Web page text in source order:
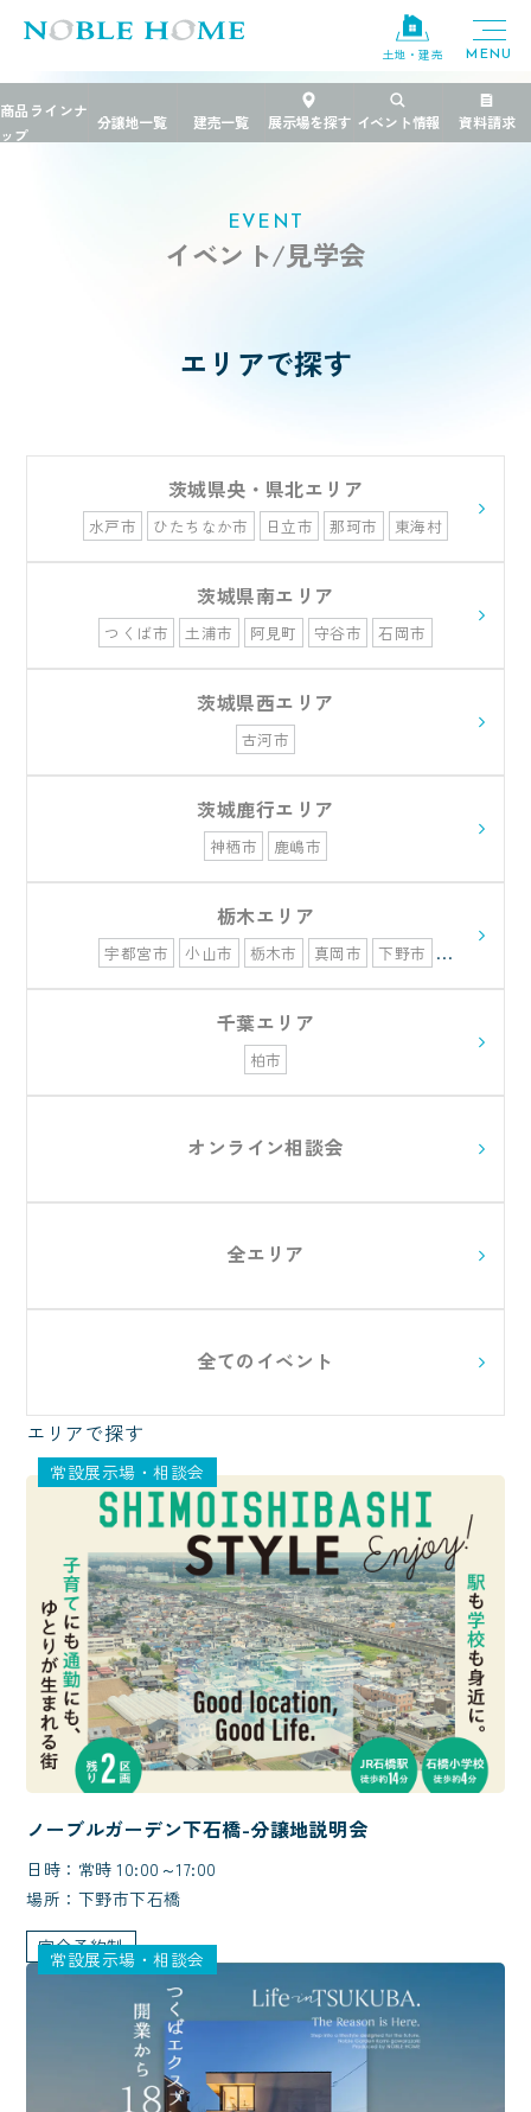
土地・建売
TOP イベント
EVENT
イベント/見学会
エリアで探す
茨城県央・県北エリア
水戸市 ひたちなか市 日立市 那珂市
東海村
常陸太田市
常陸大宮市 北茨城市 高萩市
茨城県南エリア
つくば市 土浦市 阿見町 守谷市 石岡市
茨城県西エリア
古河市
茨城鹿行エリア
神栖市 鹿嶋市
栃木エリア
宇都宮市 小山市 栃木市 真岡市
下野市
佐野市
さくら市
千葉エリア
柏市
オンライン相談会
全エリア
全てのイベント
エリアで探す
常設展示場・相談会
ノーブルガーデン下石橋-分譲地説明会
日時：常時 10:00～17:00
場所：下野市下石橋
完全予約制
常設展示場・相談会